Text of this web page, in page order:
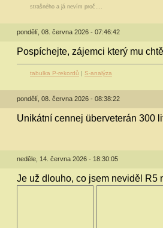
strašného a já nevím proč….
pondělí, 08. června 2026 - 07:46:42
Pospíchejte, zájemci který mu
tabulka P-rekordů | S-analýza
pondělí, 08. června 2026 - 08:38:22
Unikátní cennej überveterán 300
neděle, 14. června 2026 - 18:30:05
Je už dlouho, co jsem neviděl R5